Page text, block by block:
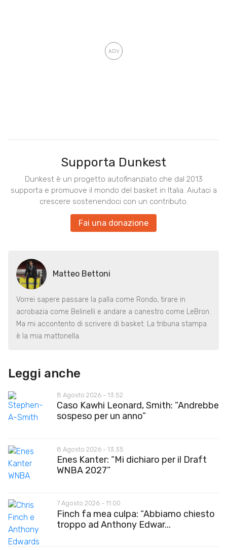
Supporta Dunkest
Dunkest è un progetto autofinanziato che dal 2013
supporta e promuove il mondo del basket in Italia. Aiutaci a
crescere sostenendoci con un contributo.
Fai una donazione
Matteo Bettoni
Vorrei sapere passare la palla come Rondo, tirare in
acrobazia come Belinelli e andare a canestro come LeBron.
Ma mi accontento di scrivere di basket. La tribuna stampa
è la mia mattonella.
Leggi anche
8 Agosto 2026 - 13:52
Caso Kawhi Leonard, Smith: “Andrebbe
sospeso per un anno”
8 Agosto 2026 - 13:35
Enes Kanter: “Mi dichiaro per il Draft
WNBA 2027”
7 Agosto 2026 - 11:00
Finch fa mea culpa: “Abbiamo chiesto
troppo ad Anthony Edwar...